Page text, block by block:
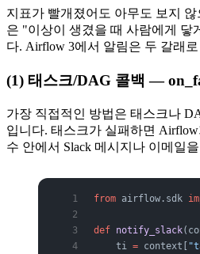
지표가 빨개졌어도 아무도 보지
은 "이상이 생겼을 때 사람에게 닿
다. Airflow 3에서 알림은 두 갈래
(1) 태스크/DAG 콜백 —
가장 직접적인 방법은 태스크나
입니다. 태스크가 실패하면
수 안에서 Slack 메시지나 이메일
from airflow.sdk
def notify_slack
    ti
= context[